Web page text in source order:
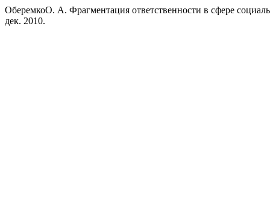
ОберемкоО. А. Фрагментация ответственности в сфере
дек. 2010.